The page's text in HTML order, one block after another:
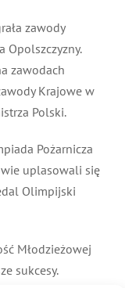
zawody
Opolszczyzny.
zawodach
Krajowe w
Polski.
Pożarnicza
uplasowali się
Olimpijski
Młodzieżowej
sukcesy.